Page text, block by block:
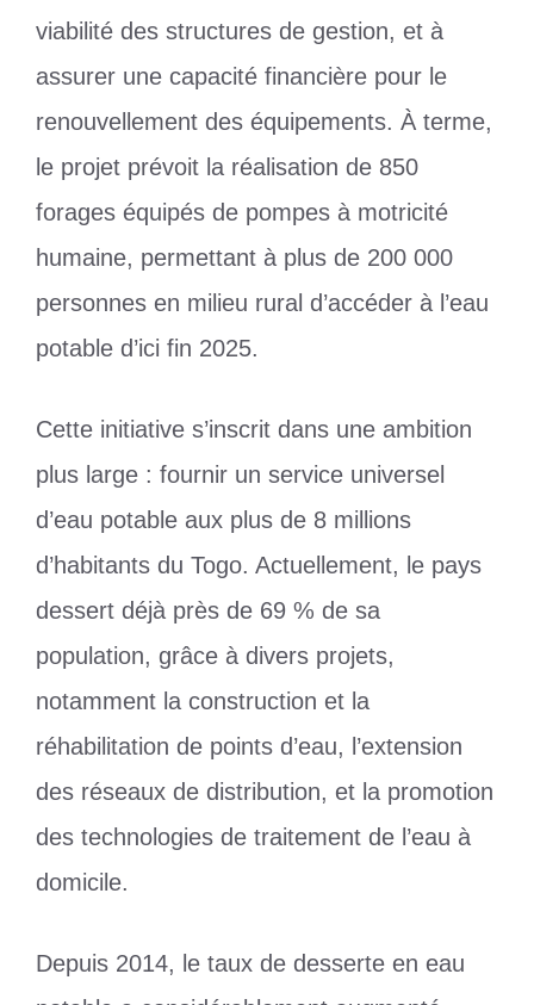
viabilité des structures de gestion, et à
assurer une capacité financière pour le
renouvellement des équipements. À terme,
le projet prévoit la réalisation de 850
forages équipés de pompes à motricité
humaine, permettant à plus de 200 000
personnes en milieu rural d’accéder à l’eau
potable d’ici fin 2025.
Cette initiative s’inscrit dans une ambition
plus large : fournir un service universel
d’eau potable aux plus de 8 millions
d’habitants du Togo. Actuellement, le pays
dessert déjà près de 69 % de sa
population, grâce à divers projets,
notamment la construction et la
réhabilitation de points d’eau, l’extension
des réseaux de distribution, et la promotion
des technologies de traitement de l’eau à
domicile.
Depuis 2014, le taux de desserte en eau